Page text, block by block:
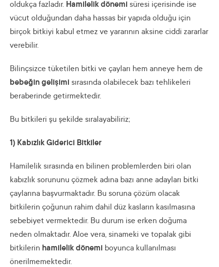
oldukça fazladır. Hamilelik dönemi süresi içerisinde ise
vücut olduğundan daha hassas bir yapıda olduğu için
birçok bitkiyi kabul etmez ve yararının aksine ciddi zararlar
verebilir.
Bilinçsizce tüketilen bitki ve çayları hem anneye hem de
bebeğin gelişimi sırasında olabilecek bazı tehlikeleri
beraberinde getirmektedir.
Bu bitkileri şu şekilde sıralayabiliriz;
1) Kabızlık Giderici Bitkiler
Hamilelik sırasında en bilinen problemlerden biri olan
kabızlık sorununu çözmek adına bazı anne adayları bitki
çaylarına başvurmaktadır. Bu soruna çözüm olacak
bitkilerin çoğunun rahim dahil düz kasların kasılmasına
sebebiyet vermektedir. Bu durum ise erken doğuma
neden olmaktadır. Aloe vera, sinameki ve topalak gibi
bitkilerin hamilelik dönemi boyunca kullanılması
önerilmemektedir.